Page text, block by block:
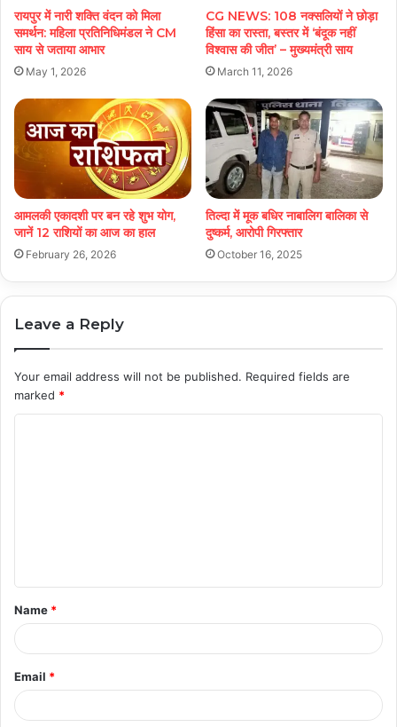
रायपुर में नारी शक्ति वंदन को मिला
समर्थन: महिला प्रतिनिधिमंडल ने CM
साय से जताया आभार
May 1, 2026
CG NEWS: 108 नक्सलियों ने छोड़ा
हिंसा का रास्ता, बस्तर में ‘बंदूक नहीं
विश्वास की जीत’ – मुख्यमंत्री साय
March 11, 2026
आमलकी एकादशी पर बन रहे शुभ योग,
जानें 12 राशियों का आज का हाल
February 26, 2026
तिल्दा में मूक बधिर नाबालिग बालिका से
दुष्कर्म, आरोपी गिरफ्तार
October 16, 2025
Leave a Reply
Your email address will not be published. Required fields are
marked *
t
*
Name *
Email *